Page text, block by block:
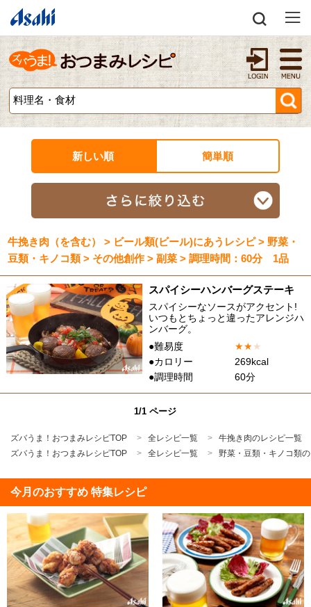
新しい順 簡単順
牛挽き肉（を含む） > ビール類(ビール)にあうレシピ > 野菜・
豆類・キノコ類 > その他創作 > 副菜 > 調理時間：60分 1品
スパイシーハンバーグステーキ
スパイシーなソースがアクセント!
いつもとちょっと違ったアレンジハ
ンバーグ。
●難易度
★★★
●カロリー
269kcal
●調理時間
60分
1/1 ページ
ズバうま！おつまみレシピTOP 全レシピ一覧
牛挽き肉のレシピ一覧
ズバうま！おつまみレシピTOP
全レシピ一覧 野菜・豆類・キノコ類
今月のおすすめ 特集レシピ